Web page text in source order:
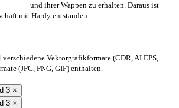
und ihrer Wappen zu erhalten. Daraus ist
mit Hardy entstanden.
Vektorgrafikformate (CDR, AI EPS,
(JPG, PNG, GIF) enthalten.
×
×